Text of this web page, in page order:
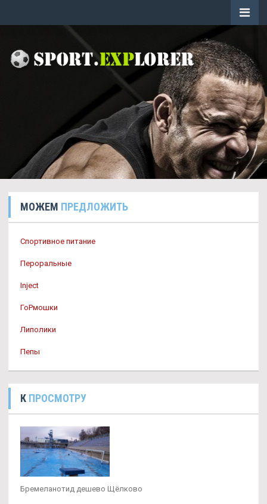
МОЖЕМ ПРЕДЛОЖИТЬ
Спортивное питание
Пероральные
Inject
ГоРмошки
Липолики
Пепы
К ПРОСМОТРУ
Бремеланотид дешево Щёлково